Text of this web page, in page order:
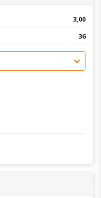
3,00
36